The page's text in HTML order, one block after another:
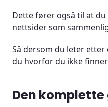
Dette fører også til at
nettsider som
Så dersom du leter etter
du hvorfor du ikke
Den